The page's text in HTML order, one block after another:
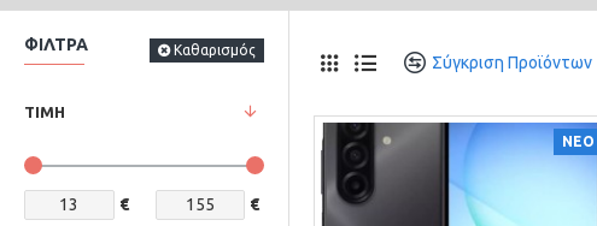
ΦΊΛΤΡΑ Καθαρισμός
ΤΙΜΉ
€ €
Σύγκριση Προϊόντων
ΝΕΟ